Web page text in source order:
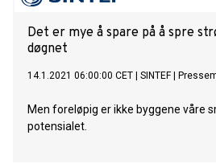
Det er mye å spare på å spre
døgnet
14.1.2021 06:00:00 CET SINTEF|
Men foreløpig er ikke byggene våre
potensialet.